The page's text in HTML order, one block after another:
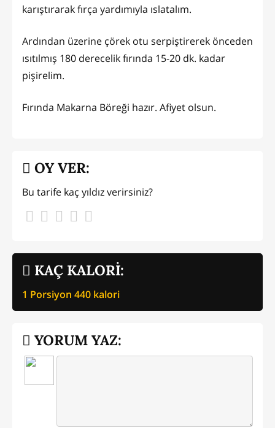
karıştırarak fırça yardımıyla ıslatalım.
Ardından üzerine çörek otu serpiştirerek önceden
ısıtılmış 180 derecelik fırında 15-20 dk. kadar
pişirelim.
Fırında Makarna Böreği hazır. Afiyet olsun.
KAÇ KALORİ:
1 Porsiyon 440 kalori
OY VER:
Bu tarife kaç yıldız verirsiniz?
YORUM YAZ: